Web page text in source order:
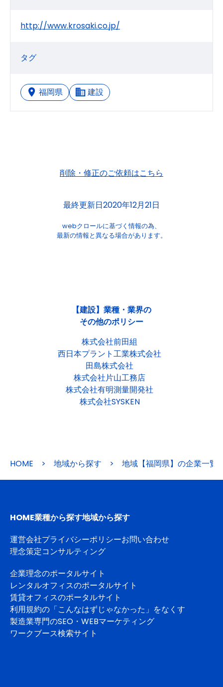
http://www.krosaki.co.jp/
タグ
福岡県 建設
削除・修正のご依頼はこちら
最終更新日2020年12月21日
webクロールに基づく情報の為、
最新の情報と異なる場合があります。
【建設】業種・業界の
その他のポリシー
株式会社前田組
西日本プラント工業株式会社
田島株式会社
株式会社片山工務店
株式会社有明測量開発社
株式会社SYSKEN
HOME > 地域から探す > 地域【福岡県】の企業一覧
HOME業種から探す地域から探す
運営会社プライバシーポリシーお問い合わせ
理念策定コンサルティング
企業理念のポータルサイト
レンタルオフィスのポータルサイト
賃貸オフィスのポータルサイト
利用規約の「こんなはずじゃなかった」をなくす
製造業専門のSEO・WEBマーケティング
ワークブース検索サイト